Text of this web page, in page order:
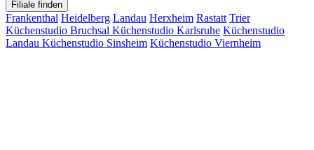
Filiale finden
Frankenthal Heidelberg Landau Herxheim Rastatt Trier
Küchenstudio Bruchsal Küchenstudio Karlsruhe Küchenstudio
Landau Küchenstudio Sinsheim Küchenstudio Viernheim